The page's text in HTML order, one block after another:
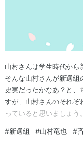
山村さんは学生時代から
そんな山村さんが新選組
史実だったかなあ？と
すが、山村さんのそれぞ
っていると思いましょう
八、藤堂平助、斉藤一、
中までしか書かれない
#新選組 #山村竜也 #